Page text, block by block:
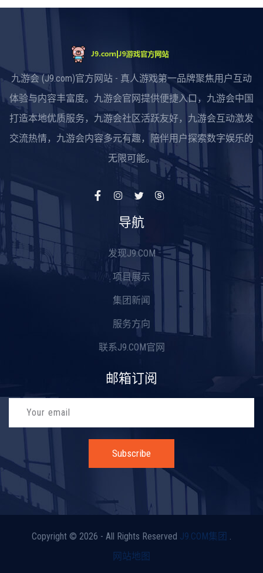
九游会 (J9.com)官方网站 - 真人游戏第一品牌聚焦用户互动
体验与内容丰富度。九游会官网提供便捷入口，九游会中国
打造本地优质服务，九游会社区活跃友好，九游会互动激发
交流热情，九游会内容多元有趣，陪伴用户探索数字娱乐的
无限可能。
导航
发现J9.COM
项目展示
集团新闻
服务方向
联系J9.COM官网
邮箱订阅
Subscribe
Copyright © 2026 - All Rights Reserved J9.COM集团
网站地图